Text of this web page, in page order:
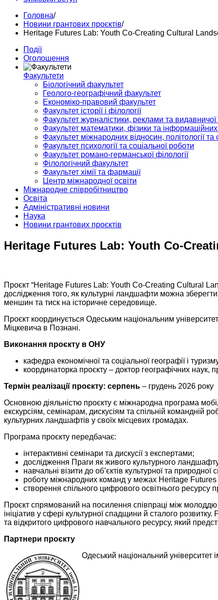
Головна/
Новини грантових проєктів/
Heritage Futures Lab: Youth Co-Creating Cultural
Події
Оголошення
Факультети
Біологічний факультет
Геолого-географічний факультет
Економіко-правовий факультет
Факультет історії і філології
Факультет журналістики, реклами та
Факультет математики, фізики та інформаційних
Факультет міжнародних відносин, політології та
Факультет психології та соціальної роботи
Факультет романо-германської філології
Філологічний факультет
Факультет хімії та фармації
Центр міжнародної освіти
Міжнародне співробітництво
Освіта
Адміністративні новини
Наука
Новини грантових проєктів
Heritage Futures Lab: Youth Co-
Проєкт “Heritage Futures Lab: Youth Co-Creating Cultural
дослідження того, як культурні ландшафти можна
меншин та тиск на історичне середовище.
Проєкт координується Одеським національним
Міцкевича в Познані.
Виконання проєкту в ОНУ
кафедра економічної та соціальної географії і
координаторка проєкту – доктор географічних наук,
Термін реалізації проєкту: серпень – грудень 2026 року
Основною діяльністю проєкту є міжнародна програма
екскурсіям, семінарам, дискусіям та спільній командній
культурних ландшафтів у своїх місцевих громадах.
Програма проєкту передбачає:
інтерактивні семінари та дискусії з експертами;
дослідження Праги як живого культурного
навчальні візити до об’єктів культурної та
роботу міжнародних команд у межах Heritage
створення спільного цифрового освітнього ресурсу
Проєкт спрямований на посилення співпраці між молоддю
ініціатив у сфері культурної спадщини й сталого
та відкритого цифрового навчального ресурсу, який
Партнери проєкту
Одеський національний університет